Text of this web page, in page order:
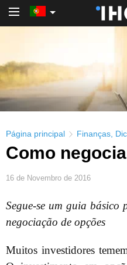
Página principal Finanças
Como
16 de Novembro de 2016
Segue-se um guia
negociação de opções
Muitos investidores